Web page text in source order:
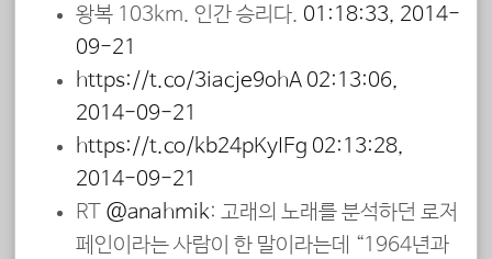
왕복 103km. 인간 승리다. 01:18:33, 2014-
09-21
https://t.co/3iacje9ohA 02:13:06,
2014-09-21
https://t.co/kb24pKyIFg 02:13:28,
2014-09-21
RT @anahmik: 고래의 노래를 분석하던 로저
페인이라는 사람이 한 말이라는데 “1964년과